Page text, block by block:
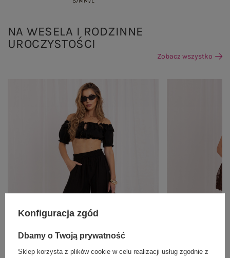
NA WESELA I RODZINNE
UROCZYSTOŚCI
Zobacz wszystko
Konfiguracja zgód
Dbamy o Twoją prywatność
Sklep korzysta z plików cookie w celu realizacji usług zgodnie z